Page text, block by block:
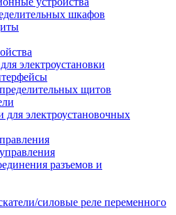
шкафов
электроустановки
щитов
электроустановочных
разъемов и
силовые реле переменного